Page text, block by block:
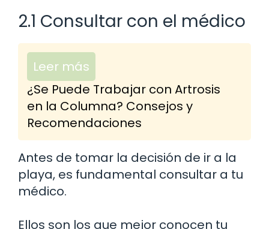
2.1 Consultar con el médico
Leer más
¿Se Puede Trabajar con Artrosis
en la Columna? Consejos y
Recomendaciones
Antes de tomar la decisión de ir a la
playa, es fundamental consultar a tu
médico.
Ellos son los que mejor conocen tu